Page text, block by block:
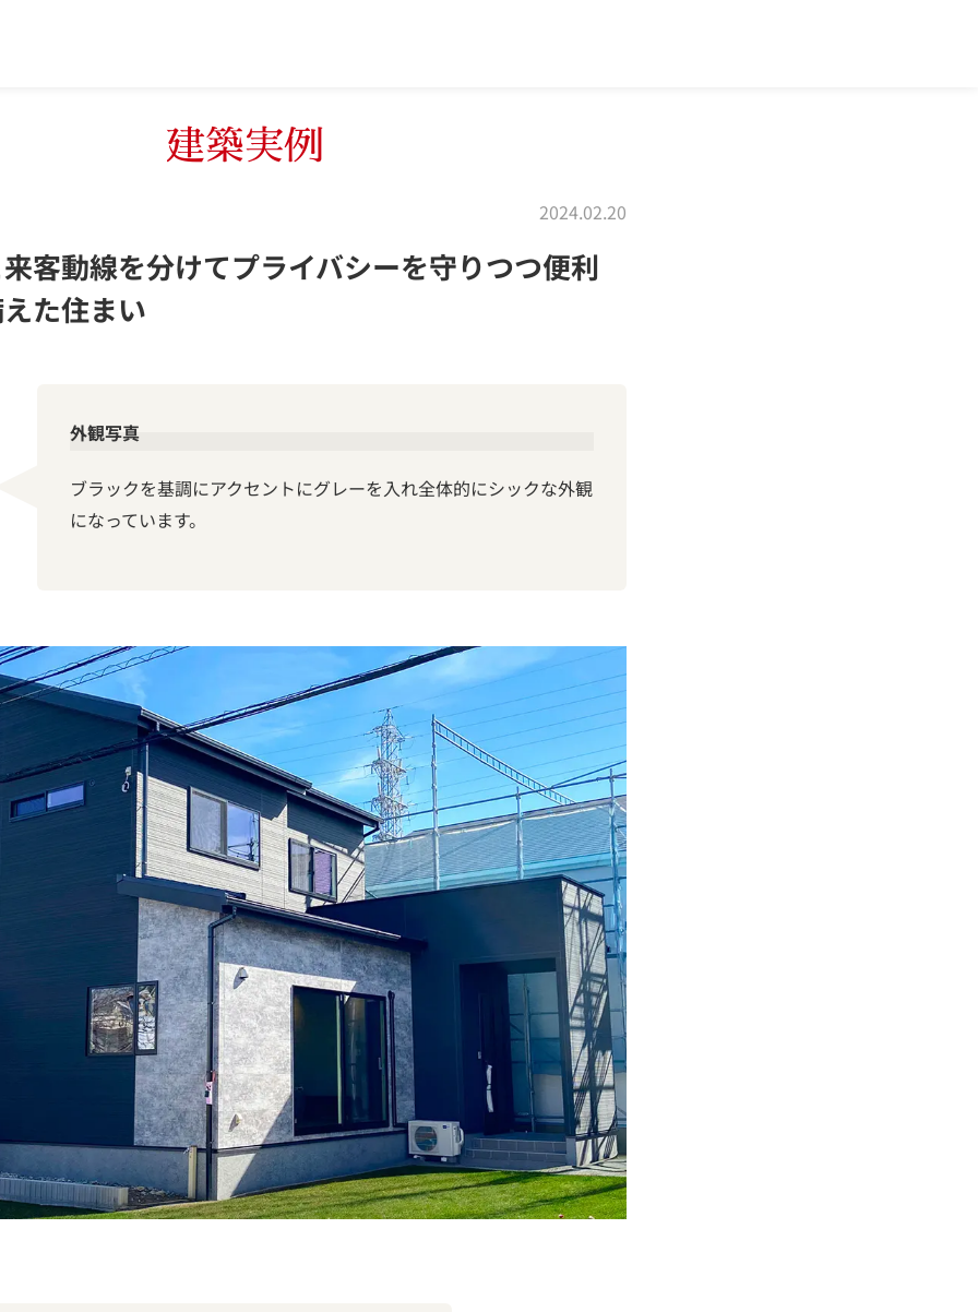
建築実例
2024.02.20
客動線を分けてプライバシーを守りつつ便利
た住まい
外観写真
ブラックを基調にアクセントにグレーを入れ全体的にシックな外観
になっています。